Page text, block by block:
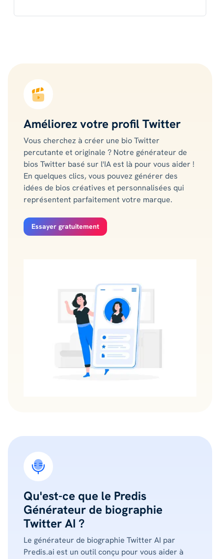
Améliorez votre profil Twitter
Vous cherchez à créer une bio Twitter
percutante et originale ? Notre générateur de
bios Twitter basé sur l'IA est là pour vous aider !
En quelques clics, vous pouvez générer des
idées de bios créatives et personnalisées qui
représentent parfaitement votre marque.
Essayer gratuitement
Qu'est-ce que le Predis
Générateur de biographie
Twitter AI ?
Le générateur de biographie Twitter AI par
Predis.ai est un outil conçu pour vous aider à